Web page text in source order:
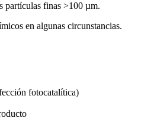
partículas finas >100 µm.
en algunas circunstancias.
fotocatalítica)